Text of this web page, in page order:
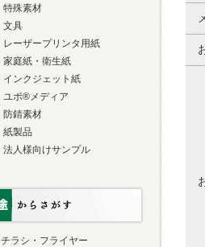
特殊素材
文具
レーザープリンタ用紙
家庭紙・衛生紙
インクジェット紙
ユポ®メディア
防錆素材
紙製品
法人様向けサンプル
チラシ・フライヤー